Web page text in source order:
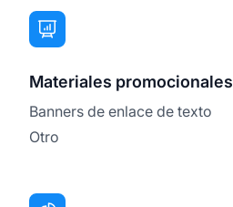
Materiales promocionales
Banners de enlace de texto
Otro